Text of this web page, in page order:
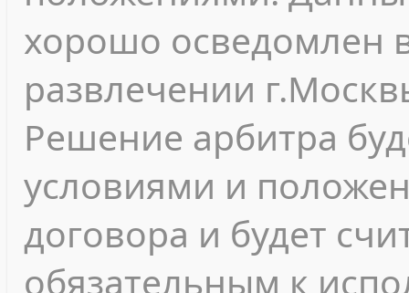
хорошо осведомлен
развлечении
Решение арбитра
условиями и
договора и будет
обязательным к